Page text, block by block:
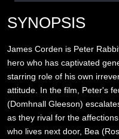
SYNOPSIS
James Corden is Peter
hero who has captivated
starring role of his own
attitude. In the film, Peter's
(Domhnall Gleeson)
as they rival for the
who lives next door, Bea